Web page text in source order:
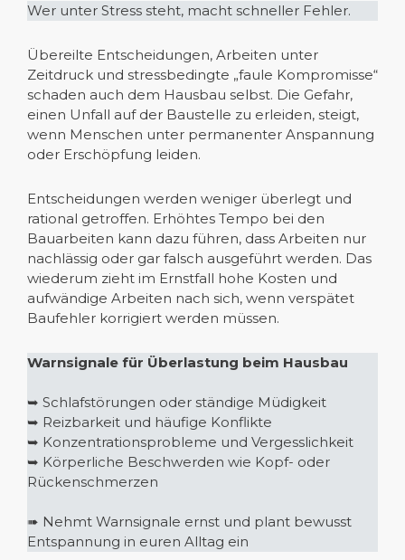
Wer unter Stress steht, macht schneller Fehler.
Übereilte Entscheidungen, Arbeiten unter
Zeitdruck und stressbedingte „faule Kompromisse“
schaden auch dem Hausbau selbst. Die Gefahr,
einen Unfall auf der Baustelle zu erleiden, steigt,
wenn Menschen unter permanenter Anspannung
oder Erschöpfung leiden.
Entscheidungen werden weniger überlegt und
rational getroffen. Erhöhtes Tempo bei den
Bauarbeiten kann dazu führen, dass Arbeiten nur
nachlässig oder gar falsch ausgeführt werden. Das
wiederum zieht im Ernstfall hohe Kosten und
aufwändige Arbeiten nach sich, wenn verspätet
Baufehler korrigiert werden müssen.
Warnsignale für Überlastung beim Hausbau
➥ Schlafstörungen oder ständige Müdigkeit
➥ Reizbarkeit und häufige Konflikte
➥ Konzentrationsprobleme und Vergesslichkeit
➥ Körperliche Beschwerden wie Kopf- oder
Rückenschmerzen
➠ Nehmt Warnsignale ernst und plant bewusst
Entspannung in euren Alltag ein